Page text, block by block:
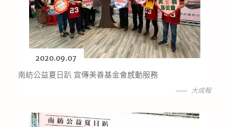
2020.09.07
南紡公益夏日趴 宣傳美善基金會感動服務
大成報